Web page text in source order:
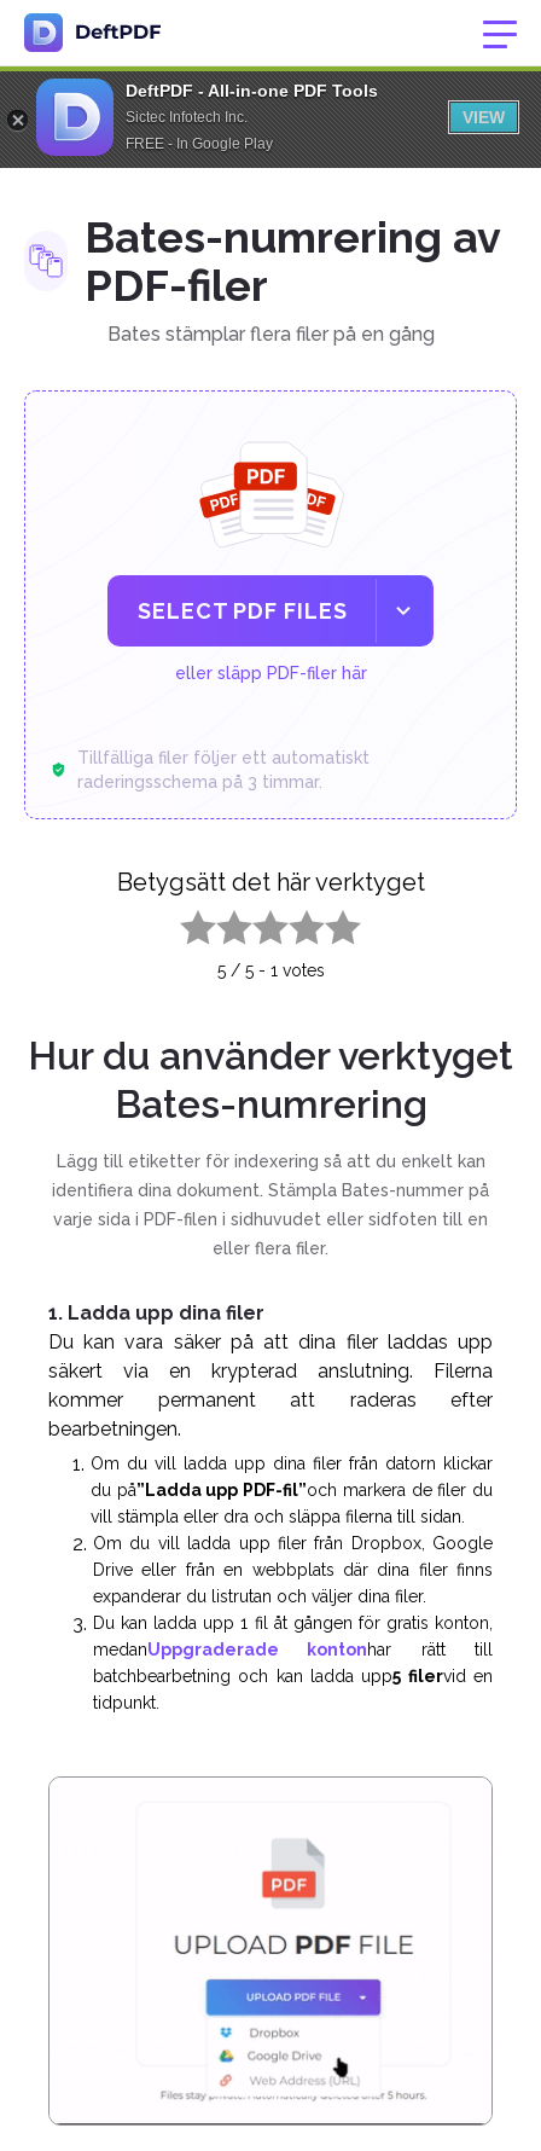
DeftPDF - All-in-one PDF Tools
Sictec Infotech Inc.
FREE - In Google Play
VIEW
Bates-numrering av
PDF-filer
Bates stämplar flera filer på en gång
SELECT PDF FILES
eller släpp PDF-filer här
Tillfälliga filer följer ett automatiskt
raderingsschema på 3 timmar.
Betygsätt det här verktyget
5/ 5- 1 votes
Hur du använder verktyget
Bates-numrering
Lägg till etiketter för indexering så att du enkelt kan
identifiera dina dokument. Stämpla Bates-nummer på
varje sida i PDF-filen i sidhuvudet eller sidfoten till en
eller flera filer.
1. Ladda upp dina filer
Du kan vara säker på att dina filer laddas upp
säkert via en krypterad anslutning. Filerna
kommer permanent att raderas efter
bearbetningen.
Om du vill ladda upp dina filer från datorn klickar
du på”Ladda upp PDF-fil”och markera de filer du
vill stämpla eller dra och släppa filerna till sidan.
Om du vill ladda upp filer från Dropbox, Google
Drive eller från en webbplats där dina filer finns
expanderar du listrutan och väljer dina filer.
Du kan ladda upp 1 fil åt gången för gratis konton,
medanUppgraderade kontonhar rätt till
batchbearbetning och kan ladda upp5 filervid en
tidpunkt.